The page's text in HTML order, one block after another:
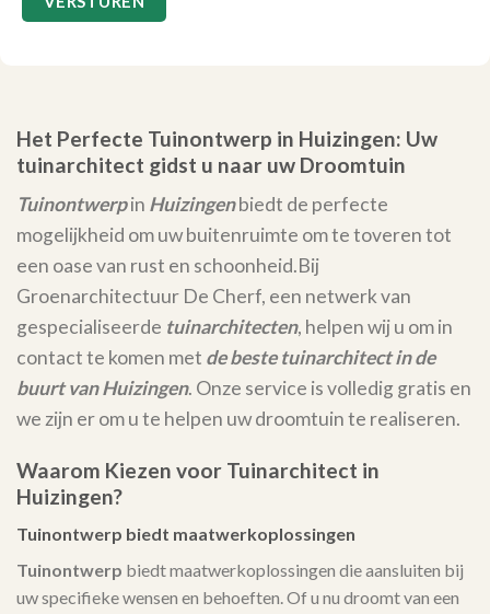
Het Perfecte Tuinontwerp in Huizingen: Uw
tuinarchitect gidst u naar uw Droomtuin
Tuinontwerpin Huizingenbiedt de perfecte
mogelijkheid om uw buitenruimte om te toveren tot
een oase van rust en schoonheid.Bij
Groenarchitectuur De Cherf, een netwerk van
gespecialiseerde tuinarchitecten, helpen wij u om in
contact te komen met de beste tuinarchitect in de
buurt van Huizingen. Onze service is volledig gratis en
we zijn er om u te helpen uw droomtuin te realiseren.
Waarom Kiezen voor Tuinarchitect in
Huizingen?
Tuinontwerp biedt maatwerkoplossingen
Tuinontwerp biedt maatwerkoplossingen die aansluiten bij
uw specifieke wensen en behoeften. Of u nu droomt van een